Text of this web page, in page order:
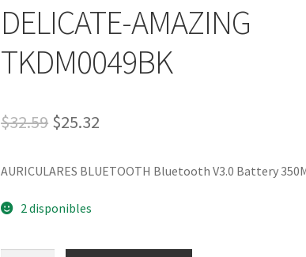
DELICATE-AMAZING
TKDM0049BK
$32.59 $25.32
AURICULARES BLUETOOTH Bluetooth V3.0 Battery
2 disponibles